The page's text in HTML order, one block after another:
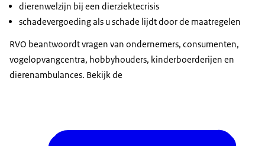
dierenwelzijn bij een dierziektecrisis
schadevergoeding als u schade lijdt door de maatregelen
RVO beantwoordt vragen van ondernemers, consumenten,
vogelopvangcentra, hobbyhouders, kinderboerderijen en
dierenambulances. Bekijk de